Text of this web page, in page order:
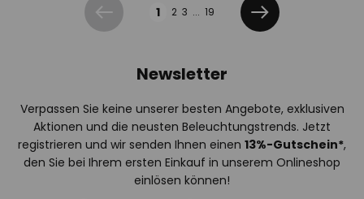
Zurück 1 2 3 ... 19
Weiter
Newsletter
Verpassen Sie keine unserer besten Angebote, exklusiven
Aktionen und die neusten Beleuchtungstrends. Jetzt
registrieren und wir senden Ihnen einen 13%-Gutschein*,
den Sie bei Ihrem ersten Einkauf in unserem Onlineshop
einlösen können!